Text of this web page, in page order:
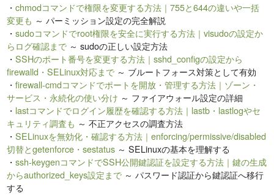
・chmodコマンドで権限を変更する方法｜755と644の違いや一括
変更も ～ パーミッション設定の完全解説
・sudoコマンドでroot権限を安全に実行する方法｜visudoの設定か
らログ確認まで ～ sudoの正しい設定方法
・SSHのポート番号を変更する方法｜sshd_configの設定から
firewalld・SELinux対応まで ～ ブルートフォース対策として有効
・firewall-cmdコマンドでポートを開放・管理する方法｜ゾーン・
サービス・永続化の使い分け ～ ファイアウォール設定の詳細
・ lastコマンドでログイン履歴を確認する方法｜lastb・lastlogやセ
キュリティ調査も ～ 不正アクセスの調査方法
・SELinuxを無効化・確認する方法｜enforcing/permissive/disabled
切替とgetenforce・sestatus ～ SELinuxの基本を理解する
・ssh-keygenコマンドでSSH公開鍵認証を設定する方法｜鍵の生成
からauthorized_keys設定まで ～ パスワード認証から鍵認証へ移行
する